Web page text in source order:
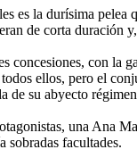
es la durísima
de corta
concesiones, con la
ellos, pero el
de su abyecto
una Ana
sobradas facultades.